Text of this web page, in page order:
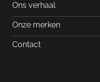
Ons verhaal
Onze merken
Contact